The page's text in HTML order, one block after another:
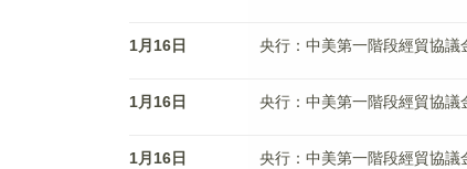
1月16日 央行：中美第一階段經貿協
1月16日 央行：中美第一階段經貿協
1月16日 央行：中美第一階段經貿協